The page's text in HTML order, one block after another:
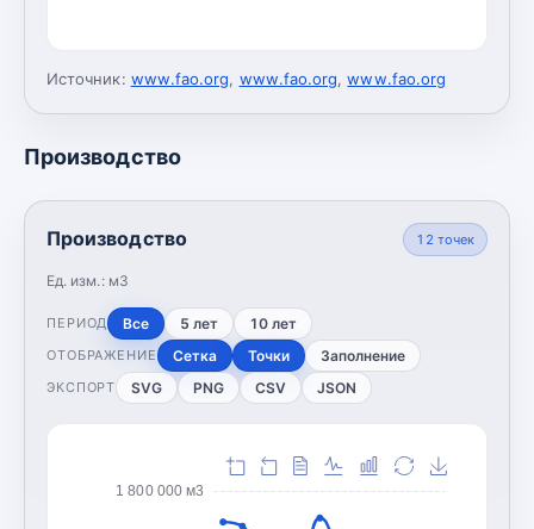
Источник: www.fao.org, www.fao.org,www.fao.org
Производство
Производство
Ед. изм.: м3
12 точек
ПЕРИОД Все 5 лет 10 лет
ОТОБРАЖЕНИЕ Сетка Точки Заполнение
ЭКСПОРТ SVG PNG CSV JSON
1 800 000 м3